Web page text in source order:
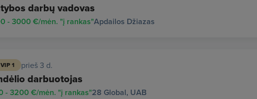
darbų vadovas
Apdailos Džiazas
- 3000 €/mėn. "į rankas"
VIP 1 prieš 3 d.
darbuotojas
28 Global, UAB
- 3200 €/mėn. "į rankas"